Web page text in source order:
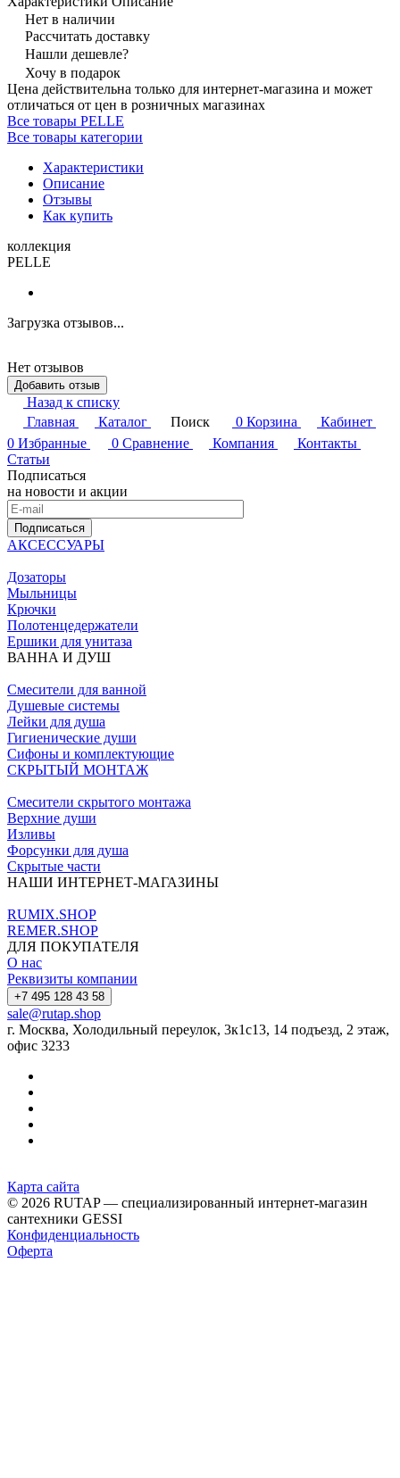
Нет в наличии
Рассчитать доставку
Нашли дешевле?
Хочу в подарок
Цена действительна только для интернет-магазина и может
отличаться от цен в розничных магазинах
Все товары PELLE
Все товары категории
Характеристики
Описание
Отзывы
Как купить
коллекция
PELLE
Загрузка отзывов...
Нет отзывов
Добавить отзыв
Назад к списку
Главная
Каталог Поиск 0 Корзина
Кабинет
0 Избранные 0 Сравнение Компания
Контакты
Статьи
Подписаться
на новости и акции
Подписаться
АКСЕССУАРЫ
Дозаторы
Мыльницы
Крючки
Полотенцедержатели
Ершики для унитаза
ВАННА И ДУШ
Смесители для ванной
Душевые системы
Лейки для душа
Гигиенические души
Сифоны и комплектующие
СКРЫТЫЙ МОНТАЖ
Смесители скрытого монтажа
Верхние души
Изливы
Форсунки для душа
Скрытые части
НАШИ ИНТЕРНЕТ-МАГАЗИНЫ
RUMIX.SHOP
REMER.SHOP
ДЛЯ ПОКУПАТЕЛЯ
О нас
Реквизиты компании
+7 495 128 43 58
sale@rutap.shop
г. Москва, Холодильный переулок, 3к1с13, 14 подъезд, 2 этаж,
офис 3233
Карта сайта
© 2026 RUTAP — специализированный интернет-магазин
сантехники GESSI
Конфиденциальность
Оферта